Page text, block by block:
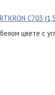
C703
цвете с